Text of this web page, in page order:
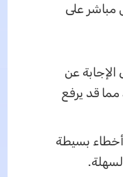
مباشر على
الإجابة عن
قد يرفع
بسيطة